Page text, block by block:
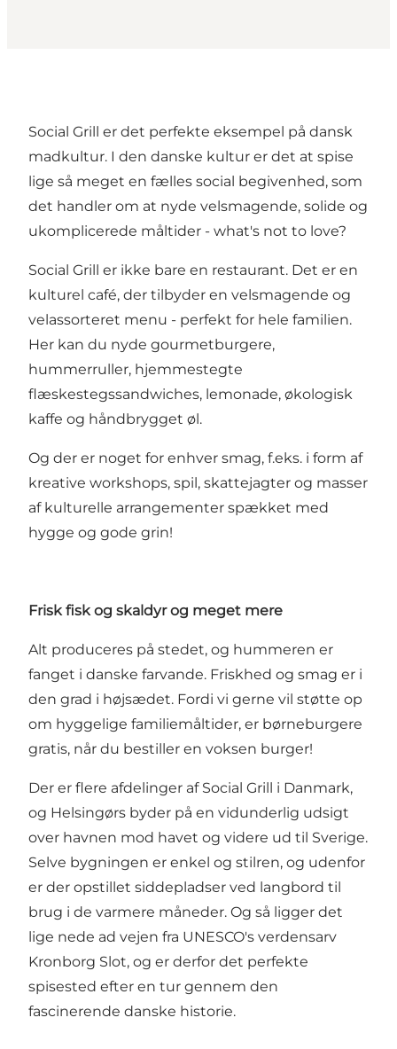
Social Grill er det perfekte eksempel på dansk
madkultur. I den danske kultur er det at spise
lige så meget en fælles social begivenhed, som
det handler om at nyde velsmagende, solide og
ukomplicerede måltider - what's not to love?
Social Grill er ikke bare en restaurant. Det er en
kulturel café, der tilbyder en velsmagende og
velassorteret menu - perfekt for hele familien.
Her kan du nyde gourmetburgere,
hummerruller, hjemmestegte
flæskestegssandwiches, lemonade, økologisk
kaffe og håndbrygget øl.
Og der er noget for enhver smag, f.eks. i form af
kreative workshops, spil, skattejagter og masser
af kulturelle arrangementer spækket med
hygge og gode grin!
Frisk fisk og skaldyr og meget mere
Alt produceres på stedet, og hummeren er
fanget i danske farvande. Friskhed og smag er i
den grad i højsædet. Fordi vi gerne vil støtte op
om hyggelige familiemåltider, er børneburgere
gratis, når du bestiller en voksen burger!
Der er flere afdelinger af Social Grill i Danmark,
og Helsingørs byder på en vidunderlig udsigt
over havnen mod havet og videre ud til Sverige.
Selve bygningen er enkel og stilren, og udenfor
er der opstillet siddepladser ved langbord til
brug i de varmere måneder. Og så ligger det
lige nede ad vejen fra UNESCO's verdensarv
Kronborg Slot, og er derfor det perfekte
spisested efter en tur gennem den
fascinerende danske historie.